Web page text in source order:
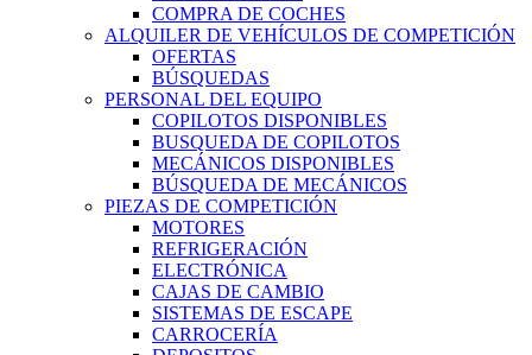
COMPRA DE COCHES
ALQUILER DE VEHÍCULOS DE COMPETICIÓN
OFERTAS
BÚSQUEDAS
PERSONAL DEL EQUIPO
COPILOTOS DISPONIBLES
BUSQUEDA DE COPILOTOS
MECÁNICOS DISPONIBLES
BÚSQUEDA DE MECÁNICOS
PIEZAS DE COMPETICIÓN
MOTORES
REFRIGERACIÓN
ELECTRÓNICA
CAJAS DE CAMBIO
SISTEMAS DE ESCAPE
CARROCERÍA